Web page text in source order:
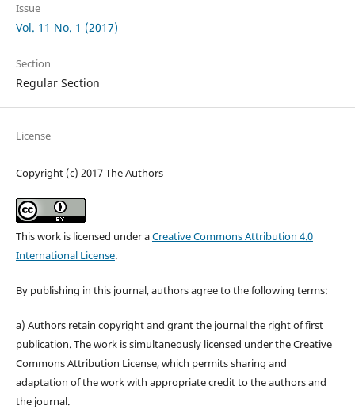
Issue
Vol. 11 No. 1 (2017)
Section
Regular Section
License
Copyright (c) 2017 The Authors
This work is licensed under aCreative Commons Attribution 4.0
International License.
By publishing in this journal, authors agree to the following terms:
a) Authors retain copyright and grant the journal the right of first
publication. The work is simultaneously licensed under the Creative
Commons Attribution License, which permits sharing and
adaptation of the work with appropriate credit to the authors and
the journal.